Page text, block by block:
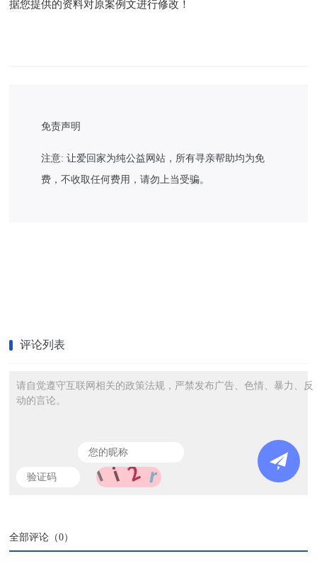
据您提供的资料对原案例文进行修改！
免责声明
注意: 让爱回家为纯公益网站，所有寻亲帮助均为免
费，不收取任何费用，请勿上当受骗。
评论列表
请自觉遵守互联网相关的政策法规，严禁发布广告、色情、暴力、反
动的言论。
全部评论（0）